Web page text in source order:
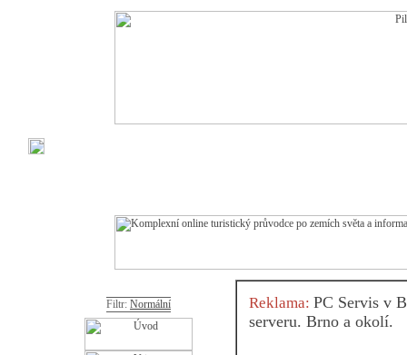
Filtr: Normální Reklama: PC Servis v
serveru. Brno a okolí.